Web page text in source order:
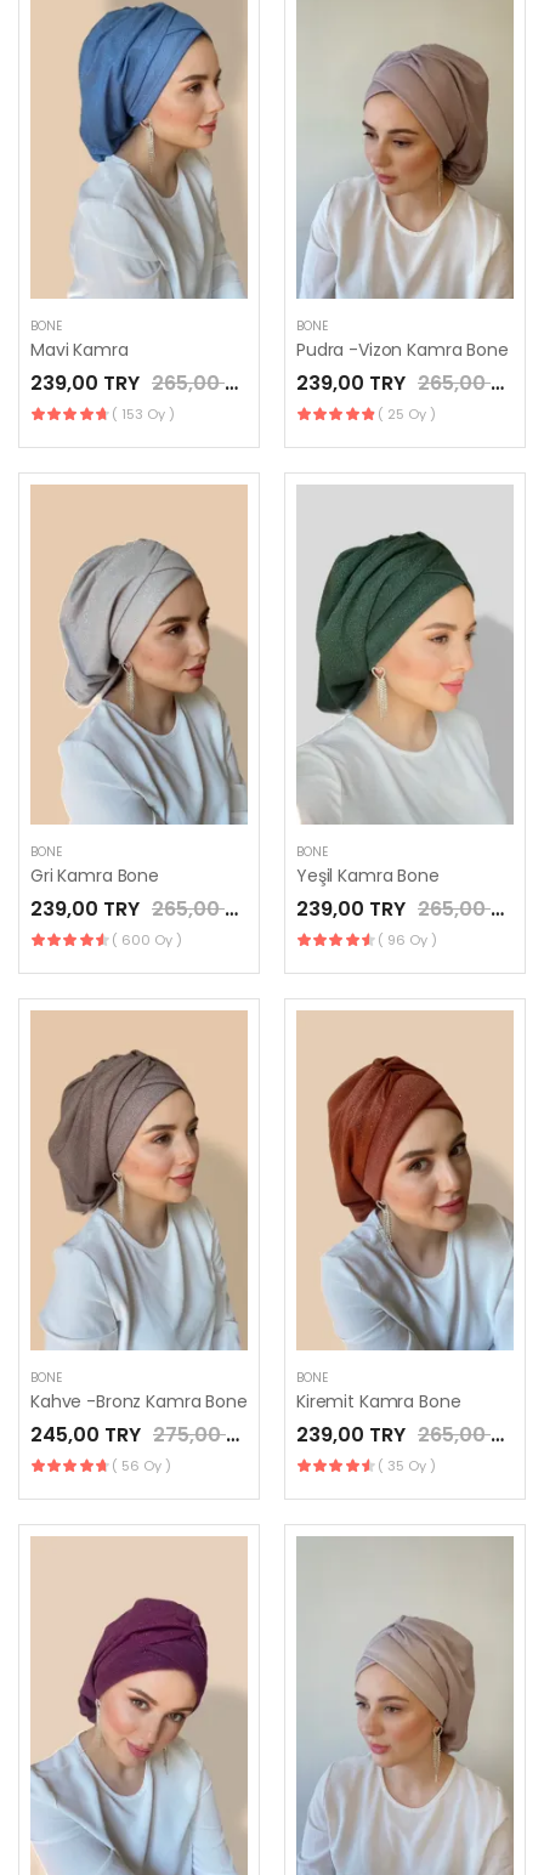
BONE
Mavi Kamra
239,00 TRY 265,00 TRY
( 153 Oy )
BONE
Pudra -Vizon Kamra Bone
239,00 TRY 265,00 TRY
( 25 Oy )
BONE
Gri Kamra Bone
239,00 TRY 265,00 TRY
( 600 Oy )
BONE
Yeşil Kamra Bone
239,00 TRY 265,00 TRY
( 96 Oy )
BONE
Kahve -Bronz Kamra Bone
245,00 TRY 275,00 TRY
( 56 Oy )
BONE
Kiremit Kamra Bone
239,00 TRY 265,00 TRY
( 35 Oy )